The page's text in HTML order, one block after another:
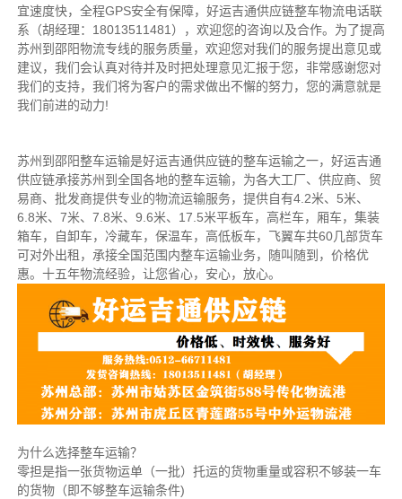
宜速度快，全程GPS安全有保障，好运吉通供应链整车物流电话联
系（胡经理：18013511481），欢迎您的咨询以及合作。 为了提高
苏州到邵阳物流专线的服务质量，欢迎您对我们的服务提出意见或
建议，我们会认真对待并及时把处理意见汇报于您，非常感谢您对
我们的支持，我们将为客户的需求做出不懈的努力，您的满意就是
我们前进的动力!
苏州到邵阳整车运输是好运吉通供应链的整车运输之一，好运吉通
供应链承接苏州到全国各地的整车运输，为各大工厂、供应商、贸
易商、批发商提供专业的物流运输服务，提供自有4.2米、5米、
6.8米、7米、7.8米、9.6米、17.5米平板车，高栏车，厢车，集装
箱车，自卸车，冷藏车，保温车，高低板车，飞翼车共60几部货车
可对外出租，承接全国范围内整车运输业务，随叫随到，价格优
惠。十五年物流经验，让您省心，安心，放心。
为什么选择整车运输？
零担是指一张货物运单（一批）托运的货物重量或容积不够装一车
的货物（即不够整车运输条件)